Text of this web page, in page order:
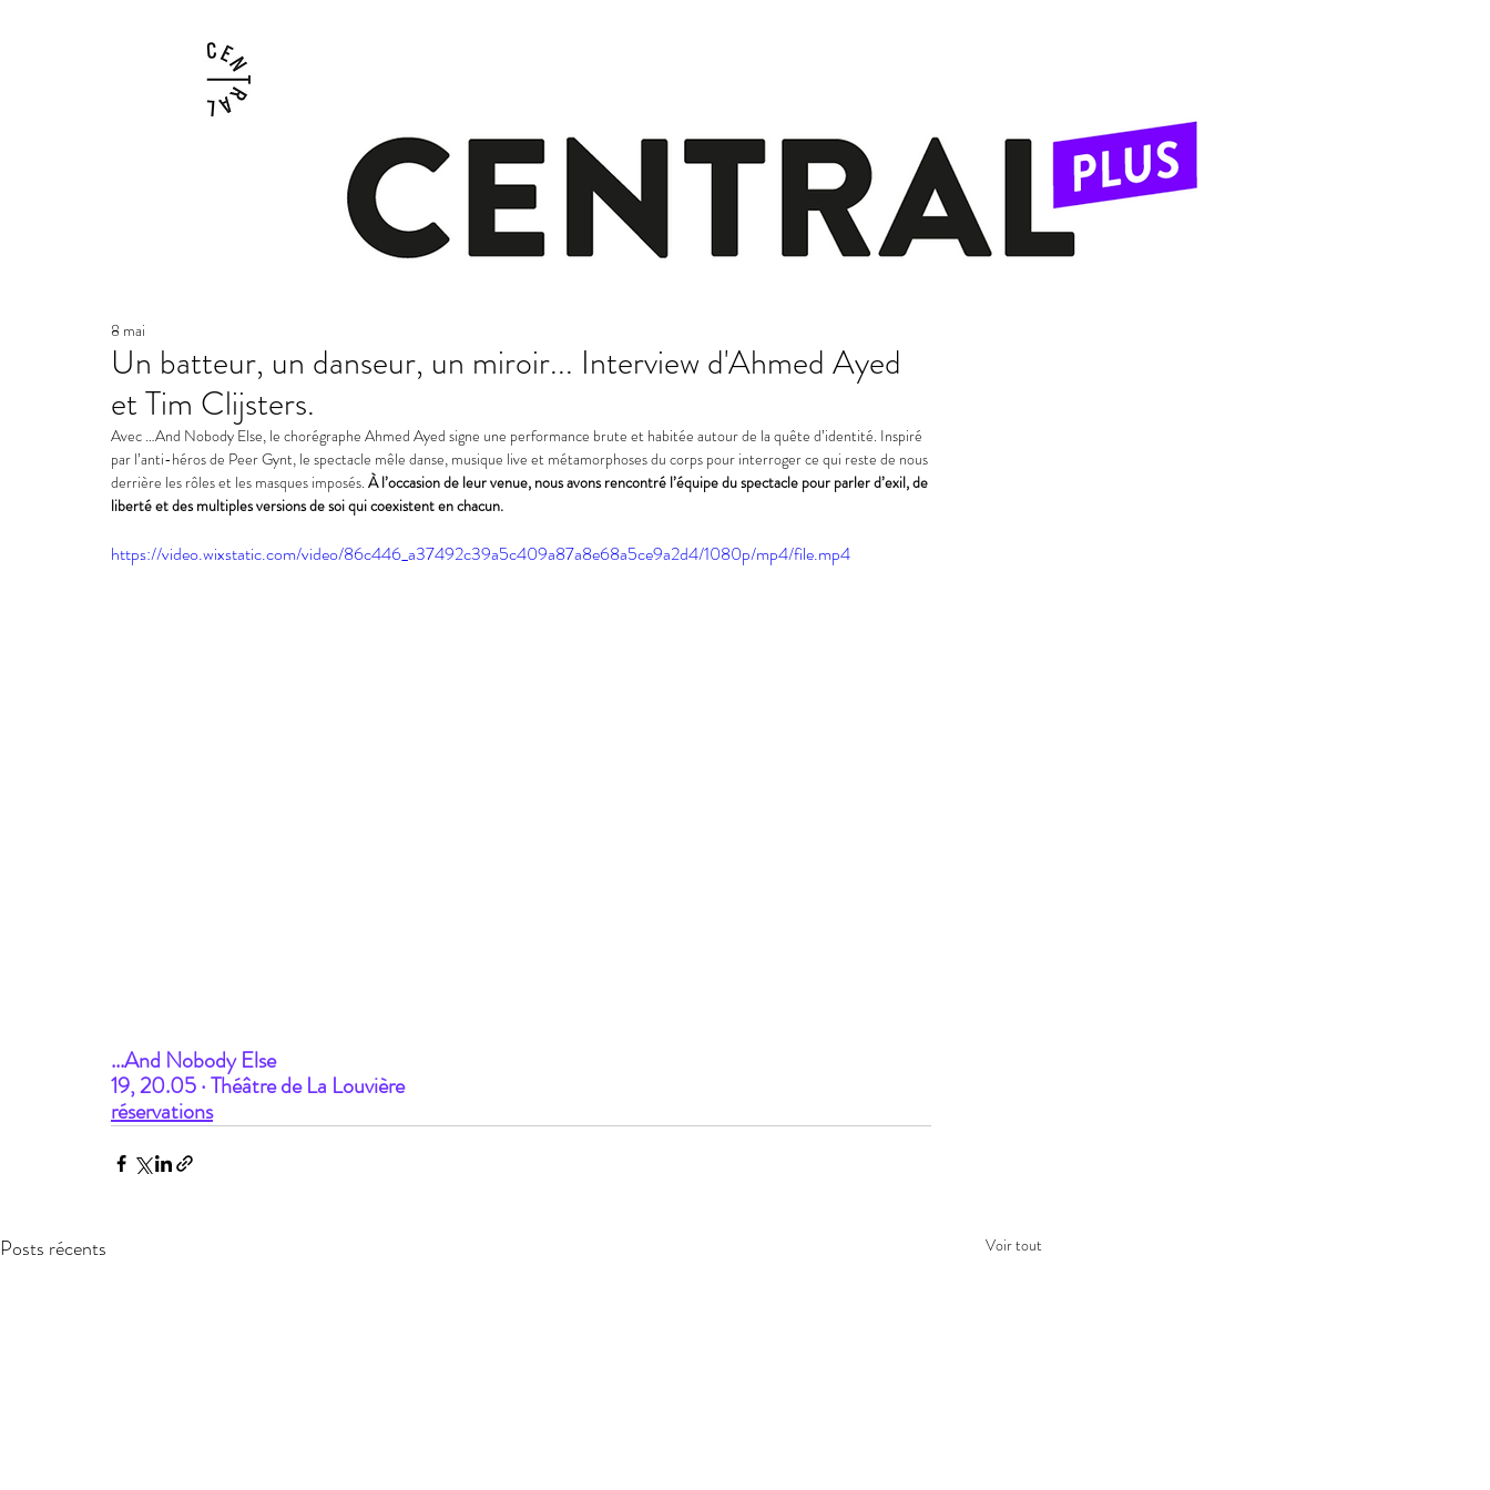
Un batteur, un danseur, un miroir... Interview d'Ahmed Ayed
et Tim Clijsters.
8 mai
Avec …And Nobody Else, le chorégraphe Ahmed Ayed signe une performance brute et habitée autour de la quête d’identité. Inspiré
par l’anti-héros de Peer Gynt, le spectacle mêle danse, musique live et métamorphoses du corps pour interroger ce qui reste de nous
derrière les rôles et les masques imposés. À l’occasion de leur venue, nous avons rencontré l’équipe du spectacle pour parler d’exil, de
liberté et des multiples versions de soi qui coexistent en chacun.
https://video.wixstatic.com/video/86c446_a37492c39a5c409a87a8e68a5ce9a2d4/1080p/mp4/file.mp4
...And Nobody Else
19, 20.05 · Théâtre de La Louvière
réservations
Posts récents Voir tout